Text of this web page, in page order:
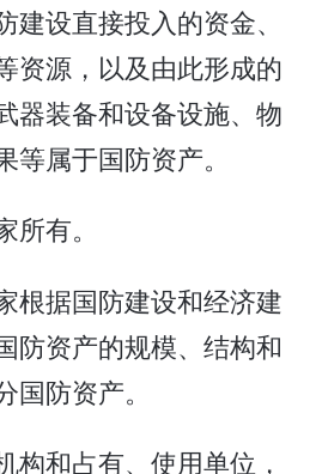
设直接投入的资金、
资源，以及由此形成的
器装备和设备设施、物
属于国防资产。
有。
据国防建设和经济建
防资产的规模、结构和
防资产。
构和占有、使用单位，